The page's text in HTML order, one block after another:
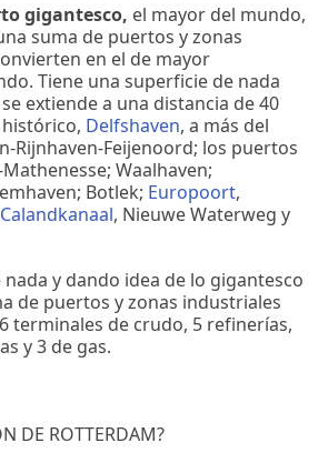
gigantesco, el mayor del mundo,
suma de puertos y zonas
en el de mayor
Tiene una superficie de nada
extiende a una distancia de 40
Delfshaven, a más del
Rijnhaven-Feijenoord; los puertos
Waalhaven;
Botlek; Europoort,
Calandkanaal, Nieuwe Waterweg y
y dando idea de lo gigantesco
de puertos y zonas industriales
terminales de crudo, 5 refinerías,
y 3 de gas.
DE ROTTERDAM?